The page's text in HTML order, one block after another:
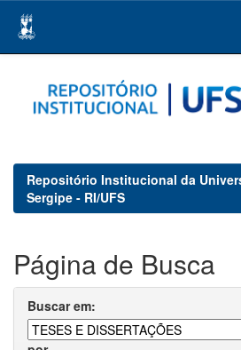
navigation
Repositório Institucional da
Sergipe - RI/UFS
Página de Busca
Buscar em: